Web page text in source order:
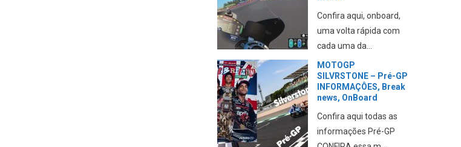
MOTOGP e F1 juntas
no GP dos EUA de
Fórmula1
Estão sendo
elaborados planos para
juntar as duas categ...